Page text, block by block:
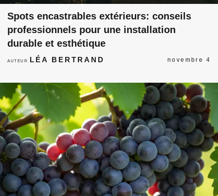
Spots encastrables extérieurs: conseils
professionnels pour une installation
durable et esthétique
AUTEUR LÉA BERTRAND novembre 4